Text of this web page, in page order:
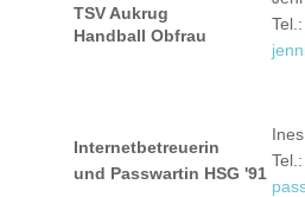
TSV Aukrug
Handball Obfrau
Internetbetreuerin
und Passwartin HSG '91